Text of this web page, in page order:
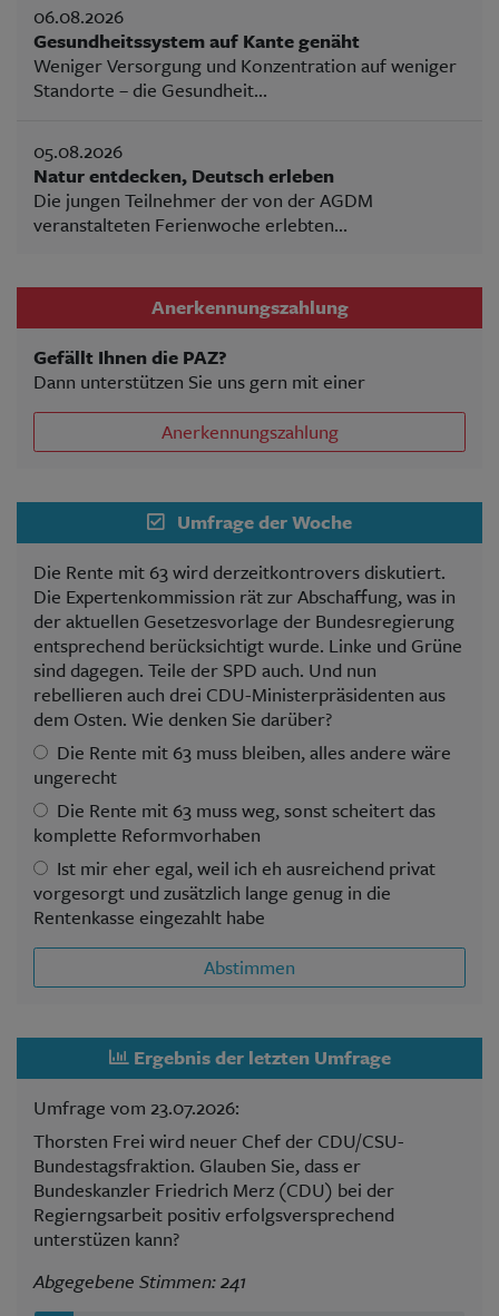
06.08.2026
Gesundheitssystem auf Kante genäht
Weniger Versorgung und Konzentration auf weniger
Standorte – die Gesundheit...
05.08.2026
Natur entdecken, Deutsch erleben
Die jungen Teilnehmer der von der AGDM
veranstalteten Ferienwoche erlebten...
Anerkennungszahlung
Gefällt Ihnen die PAZ?
Dann unterstützen Sie uns gern mit einer
Anerkennungszahlung
Umfrage der Woche
Die Rente mit 63 wird derzeitkontrovers diskutiert.
Die Expertenkommission rät zur Abschaffung, was in
der aktuellen Gesetzesvorlage der Bundesregierung
entsprechend berücksichtigt wurde. Linke und Grüne
sind dagegen. Teile der SPD auch. Und nun
rebellieren auch drei CDU-Ministerpräsidenten aus
dem Osten. Wie denken Sie darüber?
Die Rente mit 63 muss bleiben, alles andere wäre
ungerecht
Die Rente mit 63 muss weg, sonst scheitert das
komplette Reformvorhaben
Ist mir eher egal, weil ich eh ausreichend privat
vorgesorgt und zusätzlich lange genug in die
Rentenkasse eingezahlt habe
Abstimmen
Ergebnis der letzten Umfrage
Umfrage vom 23.07.2026:
Thorsten Frei wird neuer Chef der CDU/CSU-
Bundestagsfraktion. Glauben Sie, dass er
Bundeskanzler Friedrich Merz (CDU) bei der
Regierngsarbeit positiv erfolgsversprechend
unterstüzen kann?
Abgegebene Stimmen: 241